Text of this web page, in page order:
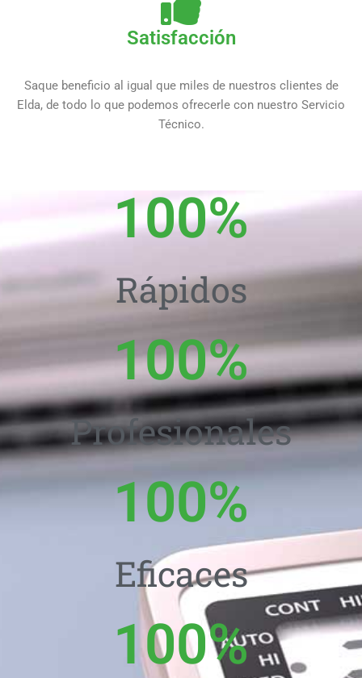
Satisfacción
Saque beneficio al igual que miles de nuestros clientes de
Elda, de todo lo que podemos ofrecerle con nuestro Servicio
Técnico.
Rápidos
100%
Profesionales
100%
Eficaces
100%
100%